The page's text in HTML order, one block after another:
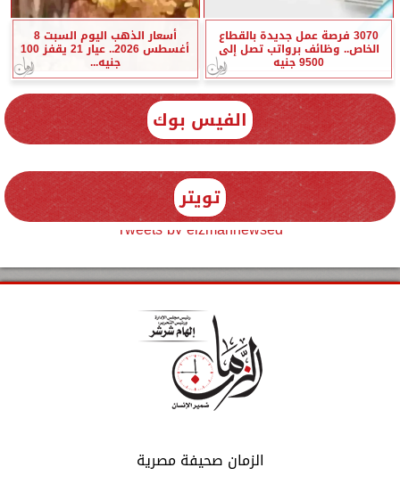
3070 فرصة عمل جديدة بالقطاع
الخاص.. وظائف برواتب تصل إلى
9500 جنيه
أسعار الذهب اليوم السبت 8
أغسطس 2026.. عيار 21 يقفز 100
جنيه...
الفيس بوك
تويتر
Tweets by elzmannewseg
الزمان صحيفة مصرية